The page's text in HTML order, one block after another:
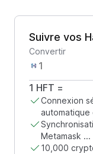
Suivre vos
Convertir
1 HFT =
Connexion
automatique
Metamask ...
10,000